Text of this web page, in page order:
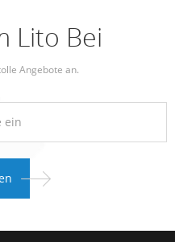
Lito Bei
Angebote an.